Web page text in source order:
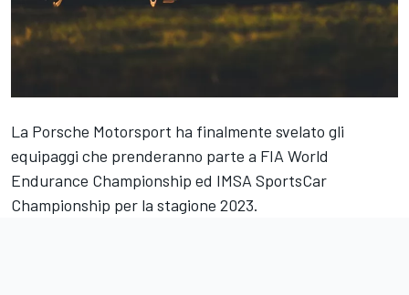
La Porsche Motorsport ha finalmente svelato gli
equipaggi che prenderanno parte a FIA World
Endurance Championship ed IMSA SportsCar
Championship per la stagione 2023.